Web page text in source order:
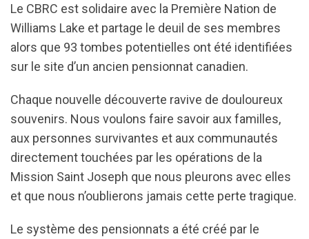
Le CBRC est solidaire avec la Première Nation de
Williams Lake et partage le deuil de ses membres
alors que 93 tombes potentielles ont été identifiées
sur le site d’un ancien pensionnat canadien.
Chaque nouvelle découverte ravive de douloureux
souvenirs. Nous voulons faire savoir aux familles,
aux personnes survivantes et aux communautés
directement touchées par les opérations de la
Mission Saint Joseph que nous pleurons avec elles
et que nous n’oublierons jamais cette perte tragique.
Le système des pensionnats a été créé par le